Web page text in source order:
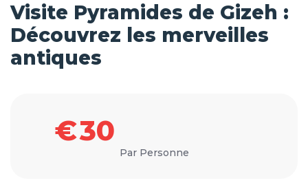
Visite Pyramides de Gizeh :
Découvrez les merveilles
antiques
€30
Par Personne